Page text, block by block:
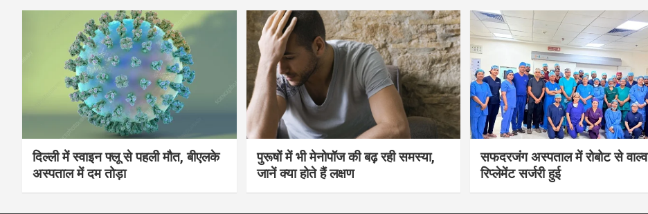
दिल्ली में स्वाइन फ्लू से पहली मौत, बीएलके
अस्पताल में दम तोड़ा
पुरूषों में भी मेनोपॉज की बढ़ रही समस्या,
जानें क्या होते हैं लक्षण
सफदरजंग अस्पताल में रोबोट से वाल्व
रिप्लेमेंट सर्जरी हुई